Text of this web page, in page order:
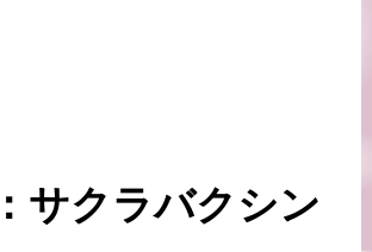
サクラバクシン